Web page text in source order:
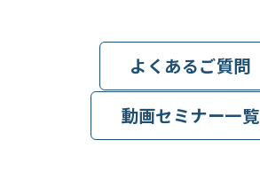
よくあるご質問
動画セミナー一覧